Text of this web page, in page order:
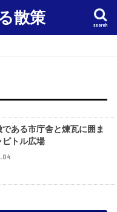
散策 search
ある市庁舎と煉瓦に囲ま
ピトル広場